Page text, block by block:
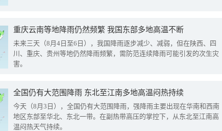
重庆云南等地降雨仍然频繁 我国东部多地高温不断
未来三天（8月4日至6日），我国降雨逐步减少、减弱，但在陕西、四
川、重庆、贵州等地仍然降雨频繁，需防范连续降雨可能引发的次生灾
害。
全国仍有大范围降雨 东北至江南多地高温闷热持续
今天（8月3日），全国仍有大范围降雨，强降雨主要出现在华南和西南
地区东部至华北、东北一带。在副热带高压的掌控下，从东北至江南高
温闷热天气持续。